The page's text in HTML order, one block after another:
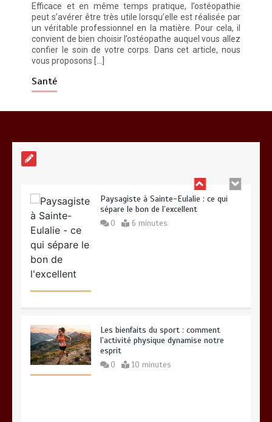
Efficace et en même temps pratique, l’ostéopathie
peut s’avérer être très utile lorsqu’elle est réalisée par
un véritable professionnel en la matière. Pour cela, il
convient de bien choisir l’ostéopathe auquel vous allez
confier le soin de votre corps. Dans cet article, nous
vous proposons […]
Santé
Vitalité au quotidien : découvrez notre
Paysagiste à Sainte-Eulalie : ce qui
sépare le bon de l’excellent
0 6 minutes
Les bienfaits du sport : comment
l’activité physique dynamise notre
esprit
0 10 minutes